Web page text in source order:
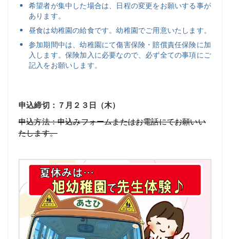
希望者が集中した場合は、日程の変更をお願いする事が
あります。
昼食は幼稚園の給食です。幼稚園でご用意いたします。
参加期間中は、幼稚園にて傷害保険・賠償責任保険に加
入します。保険加入に必要なので、必ず全ての事項にご
記入をお願いします。
申込締切：７月２３日（木）
申込方法：申込みフォームまたはお電話にてお願いい
たします。